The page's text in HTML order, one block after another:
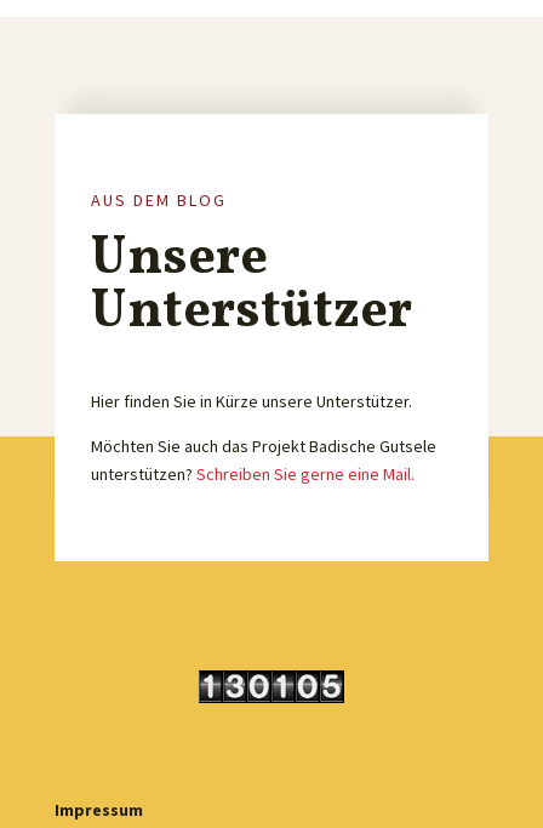
AUS DEM BLOG
Unsere
Unterstützer
Hier finden Sie in Kürze unsere Unterstützer.
Möchten Sie auch das Projekt Badische Gutsele
unterstützen? Schreiben Sie gerne eine Mail.
Impressum